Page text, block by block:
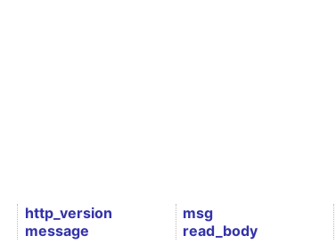
http_version
message
msg
read_body